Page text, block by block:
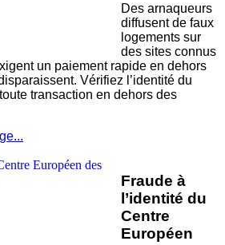
Des arnaqueurs
diffusent de faux
logements sur
des sites connus
un paiement rapide en dehors
Vérifiez l’identité du
transaction en dehors des
Fraude à
l’identité du
Centre
Européen